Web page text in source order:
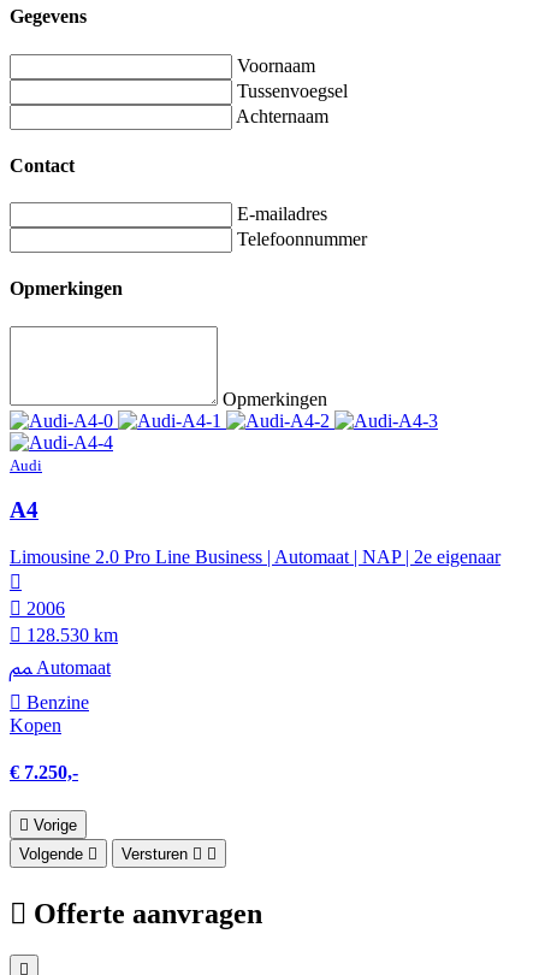
Gegevens
Voornaam
Tussenvoegsel
Achternaam
Contact
E-mailadres
Telefoonnummer
Opmerkingen
Opmerkingen
Audi
A4
Limousine 2.0 Pro Line Business | Automaat | NAP | 2e eigenaar
2006
128.530 km
Automaat
Benzine
Kopen
€ 7.250,-
Vorige
Volgende
Versturen
Offerte aanvragen